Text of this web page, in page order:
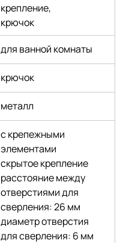
крепление,
крючок
для ванной комнаты
крючок
металл
с крепежными
элементами
скрытое крепление
расстояние между
отверстиями для
сверления: 26 мм
диаметр отверстия
для сверления: 6 мм